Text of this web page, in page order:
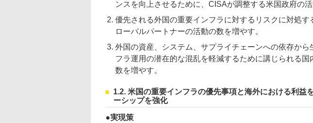
ンスを向上させるために、CISAが調整する米国政府の活
優先される外国の重要インフラに対するリスクに対処す
ローバルパートナーの活動の数を増やす。
外国の資産、システム、サプライチェーンへの依存から
フラ運用の潜在的な混乱を軽減するために講じられる国
数を増やす。
1.2. 米国の重要インフラの優先事項と海外における利益
ーシップを強化
実現策